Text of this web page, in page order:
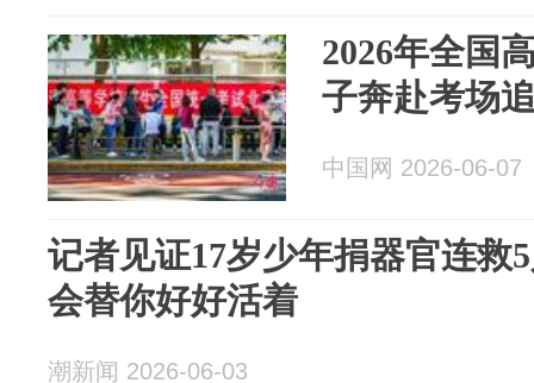
2026年全国
子奔赴考场
中国网 2026-06-07
记者见证17岁少年捐器官连
会替你好好活着
潮新闻 2026-06-03